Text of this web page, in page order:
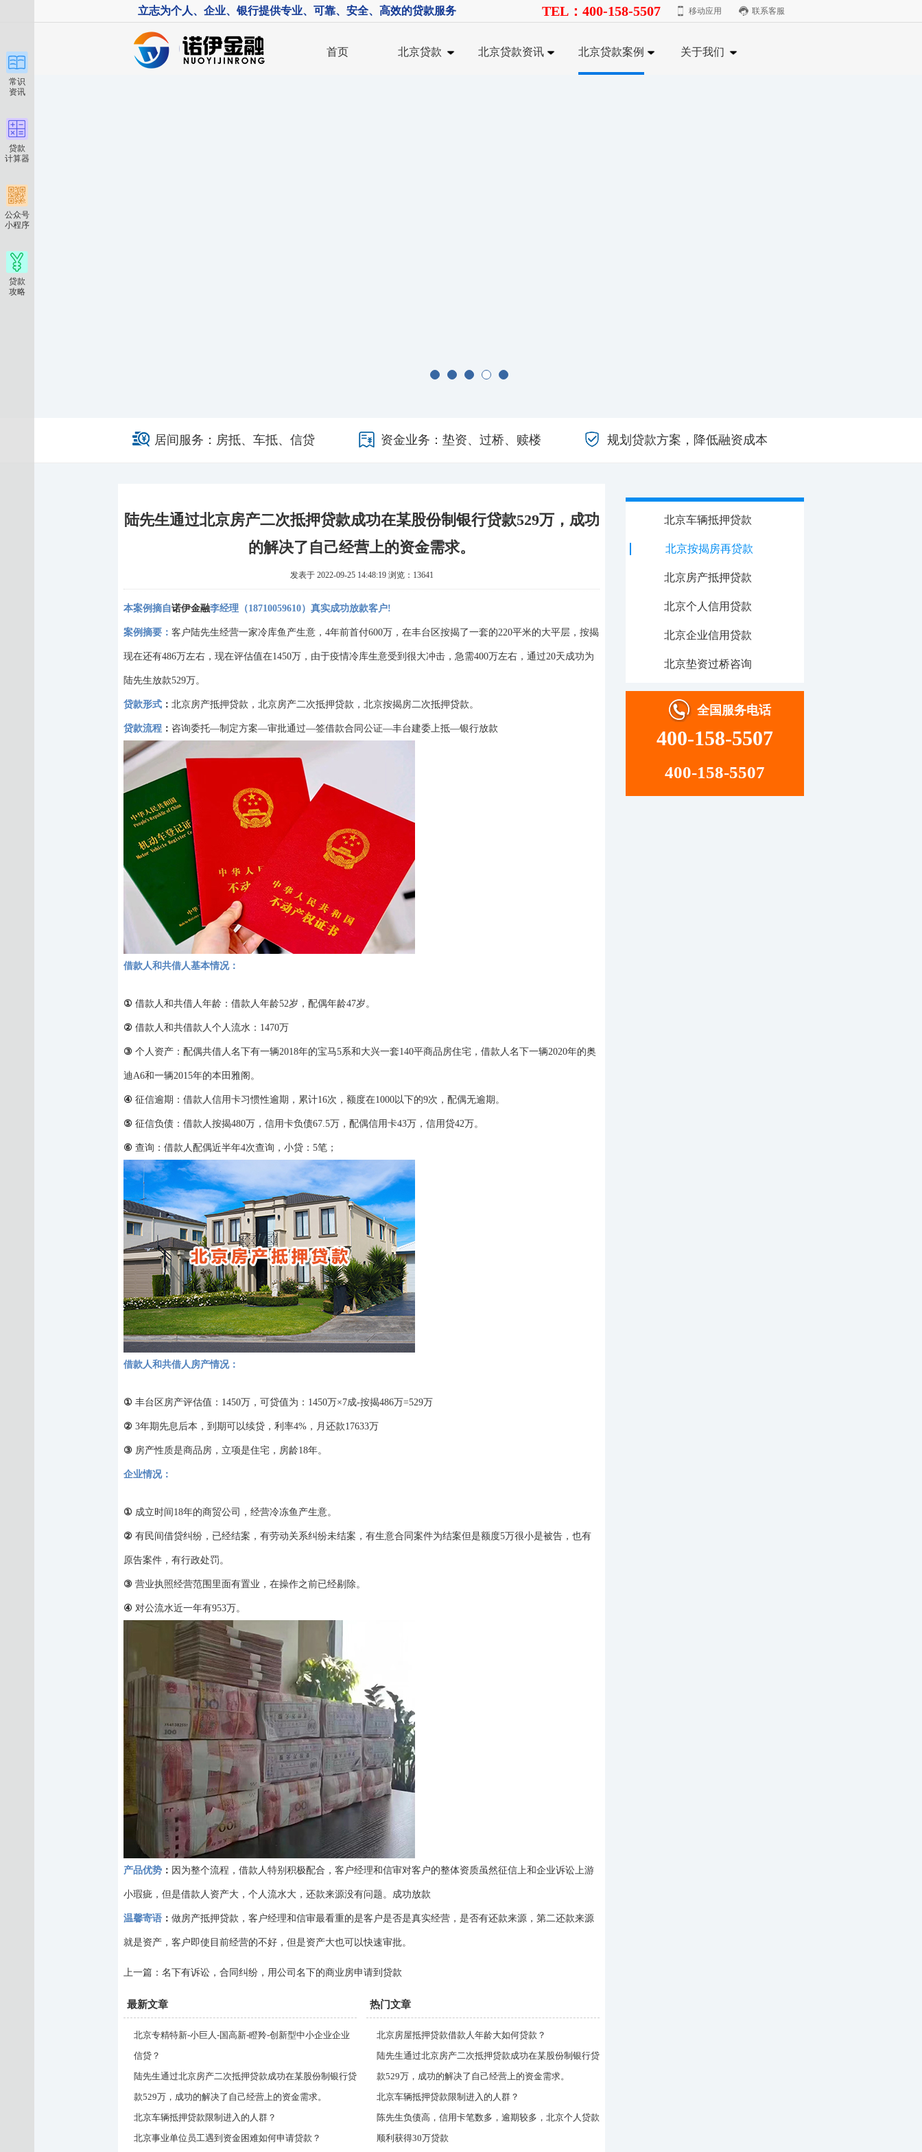
常识
资讯
贷款
计算器
公众号
小程序
贷款
攻略
立志为个人、企业、银行提供专业、可靠、安全、高效的贷款服务 TEL：400-158-5507 移动应用 联系客服
首页 北京贷款 北京贷款资讯 北京贷款案例 关于我们
居间服务：房抵、车抵、信贷 资金业务：垫资、过桥、赎楼 规划贷款方案，降低融资成本
北京车辆抵押贷款
北京按揭房再贷款
北京房产抵押贷款
北京个人信用贷款
北京企业信用贷款
北京垫资过桥咨询
全国服务电话
400-158-5507
400-158-5507
陆先生通过北京房产二次抵押贷款成功在某股份制银行贷款529万，成功
的解决了自己经营上的资金需求。
发表于 2022-09-25 14:48:19 浏览：13641
本案例摘自诺伊金融李经理（18710059610）真实成功放款客户!
案例摘要： 客户 陆先生经营一家冷库鱼产生意， 4年前首付600万，在丰台区按揭了一套的220平米的大平层，按揭
现在还有486万左右，现在评估值在1450万，由于疫情冷库生意受到很大冲击，急需400万左右，通过20天成功为
陆先生放款529万。
贷款形式 ： 北京房产抵押贷款 ， 北京房产二次抵押贷款 ， 北京按揭房二次抵押贷款。
贷款流程 ： 咨询委托—制定方案—审批通过—签借款合同公证—丰台建委上抵—银行放款
借款人和共借人基本情况：
① 借款人和共借人年龄：借款人年龄52岁，配偶年龄47岁。
② 借款人和共借款人个人流水： 1470万
③ 个人资产：配偶共借人名下有一辆2018年的宝马5系和大兴一套140平商品房住宅，借款人名下一辆2020年的奥
迪A6和一辆2015年的本田雅阁。
④ 征信逾期：借款人信用卡习惯性逾期，累计16次，额度在1000以下的9次，配偶无逾期。
⑤ 征信负债：借款人按揭480万，信用卡负债67.5万，配偶信用卡43万，信用贷42万。
⑥ 查询：借款人配偶近半年4次查询，小贷：5笔；
借款人和共借人房产情况：
① 丰台区房产评估值： 1450万，可贷值为：1450万×7成-按揭486万=529万
② 3年期先息后本，到期可以续贷，利率4%，月还款17633万
③ 房产性质是商品房，立项是住宅，房龄18年。
企业情况：
① 成立时间 18年的商贸公司，经营冷冻鱼产生意。
② 有民间借贷纠纷，已经结案，有劳动关系纠纷未结案，有生意合同案件为结案但是额度5万很小是被告，也有
原告案件，有行政处罚。
③ 营业执照经营范围里面有置业，在操作之前已经剔除。
④ 对公流水近一年有953万。
产品优势 ： 因为整个流程，借款人特别积极配合，客户经理和信审对客户的整体资质虽然征信上和企业诉讼上游
小瑕疵，但是借款人资产大，个人流水大，还款来源没有问题。成功放款
温馨寄语 ： 做房产抵押贷款 ，客户经理和信审最看重的是客户是否是真实经营，是否有还款来源，第二还款来源
就是资产，客户即使目前经营的不好，但是资产大也可以快速审批。
上一篇： 名下有诉讼，合同纠纷，用公司名下的商业房申请到贷款
最新文章
北京专精特新-小巨人-国高新-瞪羚-创新型中小企业企业
信贷？
陆先生通过北京房产二次抵押贷款成功在某股份制银行贷
款529万，成功的解决了自己经营上的资金需求。
北京车辆抵押贷款限制进入的人群？
北京事业单位员工遇到资金困难如何申请贷款？
热门文章
北京房屋抵押贷款借款人年龄大如何贷款？
陆先生通过北京房产二次抵押贷款成功在某股份制银行贷
款529万，成功的解决了自己经营上的资金需求。
北京车辆抵押贷款限制进入的人群？
陈先生负债高，信用卡笔数多，逾期较多，北京个人贷款
顺利获得30万贷款